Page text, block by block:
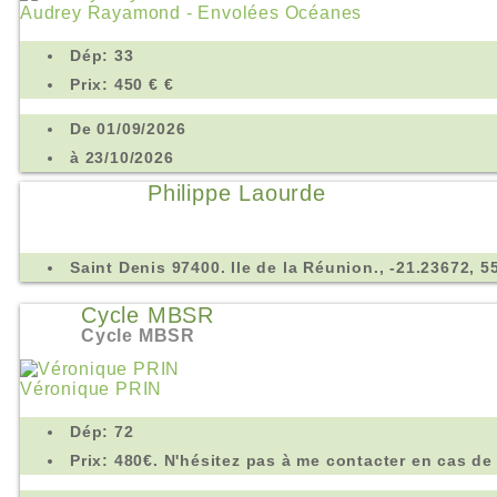
Audrey Rayamond - Envolées Océanes
Dép: 33
Prix: 450 € €
De 01/09/2026
à 23/10/2026
Philippe Laourde
Saint Denis 97400. Ile de la Réunion., -21.23672,
Cycle MBSR
Cycle MBSR
Véronique PRIN
Dép: 72
Prix: 480€. N'hésitez pas à me contacter en cas